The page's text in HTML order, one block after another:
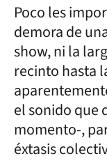
Poco les
demora de
show, ni la
recinto hasta
el sonido que
momento-,
éxtasis